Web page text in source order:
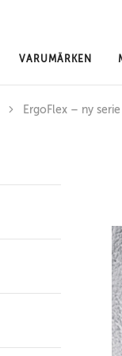
VARUMÄRKEN
ErgoFlex – ny